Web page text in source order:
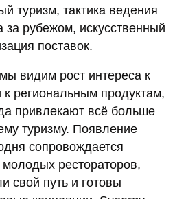
туризм, тактика ведения
за рубежом, искусственный
поставок.
видим рост интереса к
к региональным продуктам,
привлекают всё больше
туризму. Появление
сопровождается
рестораторов,
свой путь и готовы